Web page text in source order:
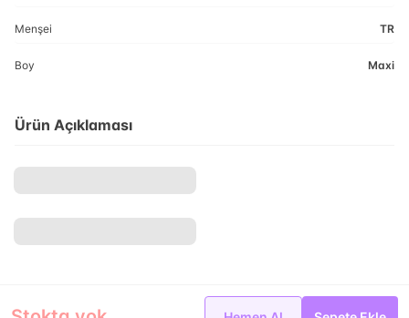
Menşei TR
Boy Maxi
Ürün Açıklaması